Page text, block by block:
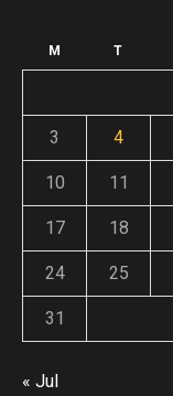
M T
3 4
10 11
17 18
24 25
31
« Jul